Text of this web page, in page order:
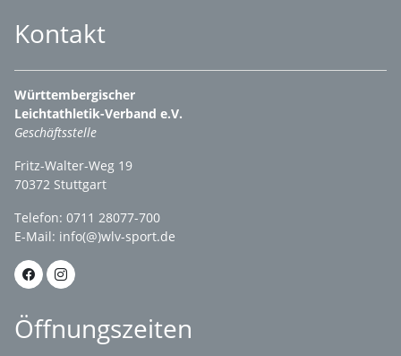
Kontakt
Württembergischer
Leichtathletik-Verband e.V.
Geschäftsstelle
Fritz-Walter-Weg 19
70372 Stuttgart
Telefon: 0711 28077-700
E-Mail: info(@)wlv-sport.de
Öffnungszeiten